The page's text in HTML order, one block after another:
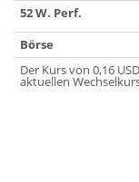
52 W. Perf.
Börse
Der Kurs von 0,16
aktuellen